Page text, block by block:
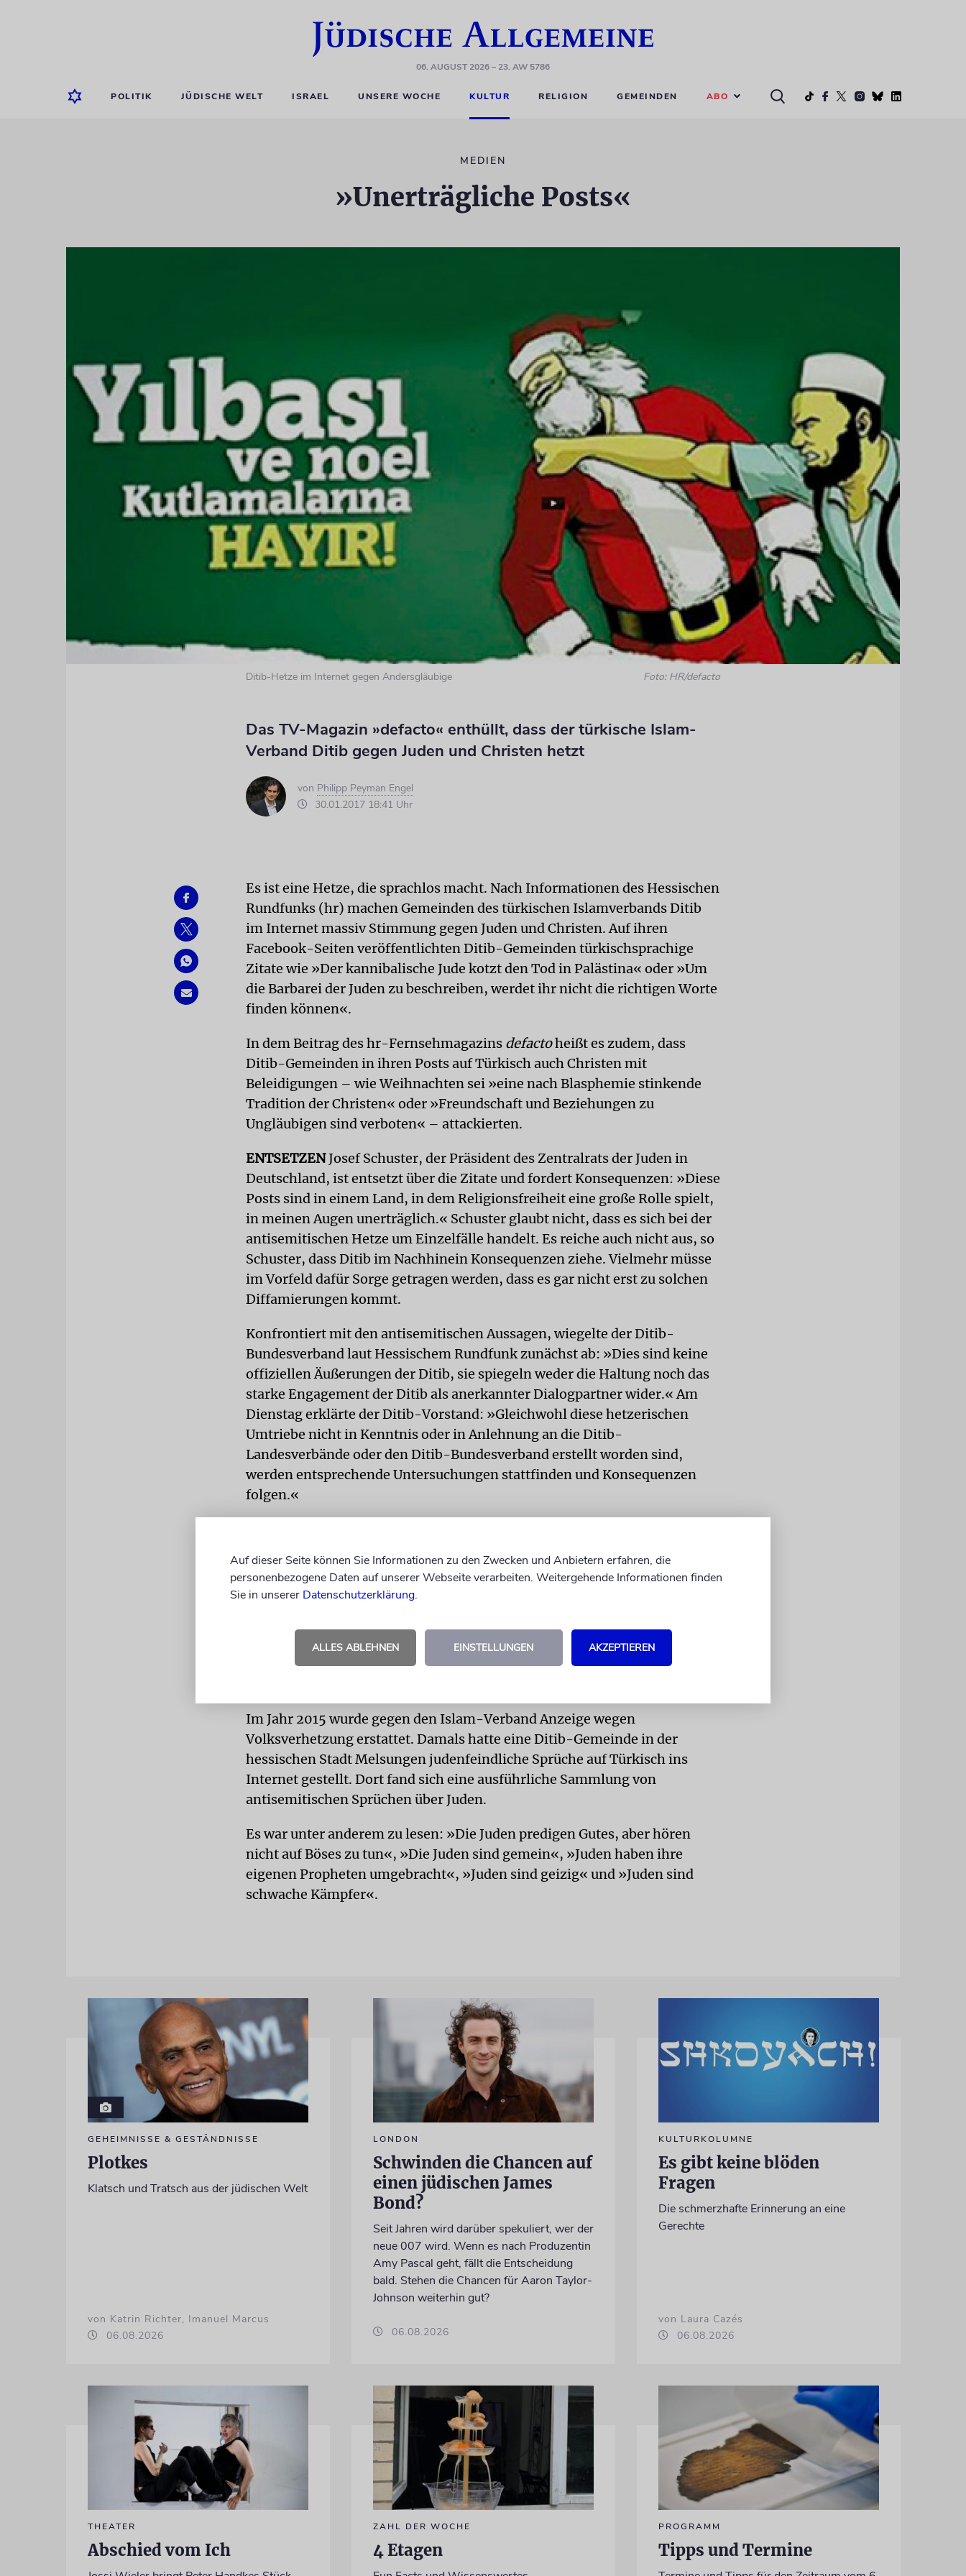
06. AUGUST 2026– 23. AW 5786
POLITIK JÜDISCHE WELT ISRAEL UNSERE WOCHE KULTUR RELIGION GEMEINDEN ABO
MEDIEN
»Unerträgliche Posts«
Ditib-Hetze im Internet gegen Andersgläubige Foto: HR/defacto
Das TV-Magazin »defacto« enthüllt, dass der türkische Islam-
Verband Ditib gegen Juden und Christen hetzt
von Philipp Peyman Engel
30.01.2017 18:41 Uhr
Es ist eine Hetze, die sprachlos macht. Nach Informationen des Hessischen
Rundfunks (hr) machen Gemeinden des türkischen Islamverbands Ditib
im Internet massiv Stimmung gegen Juden und Christen. Auf ihren
Facebook-Seiten veröffentlichten Ditib-Gemeinden türkischsprachige
Zitate wie »Der kannibalische Jude kotzt den Tod in Palästina« oder »Um
die Barbarei der Juden zu beschreiben, werdet ihr nicht die richtigen Worte
finden können«.
In dem Beitrag des hr-Fernsehmagazins defactoheißt es zudem, dass
Ditib-Gemeinden in ihren Posts auf Türkisch auch Christen mit
Beleidigungen – wie Weihnachten sei »eine nach Blasphemie stinkende
Tradition der Christen« oder »Freundschaft und Beziehungen zu
Ungläubigen sind verboten« – attackierten.
ENTSETZENJosef Schuster, der Präsident des Zentralrats der Juden in
Deutschland, ist entsetzt über die Zitate und fordert Konsequenzen: »Diese
Posts sind in einem Land, in dem Religionsfreiheit eine große Rolle spielt,
in meinen Augen unerträglich.« Schuster glaubt nicht, dass es sich bei der
antisemitischen Hetze um Einzelfälle handelt. Es reiche auch nicht aus, so
Schuster, dass Ditib im Nachhinein Konsequenzen ziehe. Vielmehr müsse
im Vorfeld dafür Sorge getragen werden, dass es gar nicht erst zu solchen
Diffamierungen kommt.
Konfrontiert mit den antisemitischen Aussagen, wiegelte der Ditib-
Bundesverband laut Hessischem Rundfunk zunächst ab: »Dies sind keine
offiziellen Äußerungen der Ditib, sie spiegeln weder die Haltung noch das
starke Engagement der Ditib als anerkannter Dialogpartner wider.« Am
Dienstag erklärte der Ditib-Vorstand: »Gleichwohl diese hetzerischen
Umtriebe nicht in Kenntnis oder in Anlehnung an die Ditib-
Landesverbände oder den Ditib-Bundesverband erstellt worden sind,
werden entsprechende Untersuchungen stattfinden und Konsequenzen
folgen.«
ausreichend. Die DITIB-Erklärung ist in Teilen fast wortgleich mit der
Erklärung des Landesverbands Hessen aus dem Jahr 2015 bei einem
Die Ditib ist mit 900 Moscheegemeinden der größte deutsche
Islamverband und kooperiert eng mit der Religionsbehörde Diyanet in der
Im Jahr 2015 wurde gegen den Islam-Verband Anzeige wegen
Volksverhetzung erstattet. Damals hatte eine Ditib-Gemeinde in der
hessischen Stadt Melsungen judenfeindliche Sprüche auf Türkisch ins
Internet gestellt. Dort fand sich eine ausführliche Sammlung von
antisemitischen Sprüchen über Juden.
Es war unter anderem zu lesen: »Die Juden predigen Gutes, aber hören
nicht auf Böses zu tun«, »Die Juden sind gemein«, »Juden haben ihre
eigenen Propheten umgebracht«, »Juden sind geizig« und »Juden sind
schwache Kämpfer«.
GEHEIMNISSE & GESTÄNDNISSE
Plotkes
Klatsch und Tratsch aus der jüdischen Welt
von Katrin Richter, Imanuel Marcus
06.08.2026
LONDON
Schwinden die Chancen auf
einen jüdischen James
Bond?
Seit Jahren wird darüber spekuliert, wer der
neue 007 wird. Wenn es nach Produzentin
Amy Pascal geht, fällt die Entscheidung
bald. Stehen die Chancen für Aaron Taylor-
Johnson weiterhin gut?
06.08.2026
KULTURKOLUMNE
Es gibt keine blöden
Fragen
Die schmerzhafte Erinnerung an eine
Gerechte
von Laura Cazés
06.08.2026
THEATER
Abschied vom Ich
ZAHL DER WOCHE
4 Etagen
PROGRAMM
Tipps und Termine
Auf dieser Seite können Sie Informationen zu den Zwecken und Anbietern erfahren, die
personenbezogene Daten auf unserer Webseite verarbeiten. Weitergehende Informationen finden
Sie in unserer Datenschutzerklärung.
ALLES ABLEHNEN EINSTELLUNGEN AKZEPTIEREN